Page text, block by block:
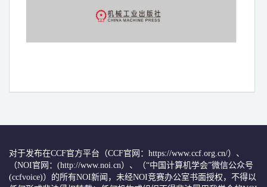
对于发布在CCF官方平台（CCF官网：https://www.ccf.org.cn/）、
（NOI官网：(http://www.noi.cn）、（“中国计算机学会”微信公众号
(ccfvoice)）的所有NOI新闻，未经NOI竞赛办公室书面授权，不得以